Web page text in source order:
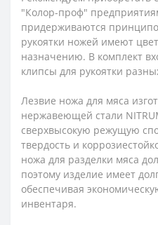
"Колор-проф" п
придерживаются
рукоятки ножей имеют
назначению. В комплект
клипсы для рукоятки
Лезвие ножа для мяса
нержавеющей стали
сверхвысокую режущую
твердость и
ножа для разделки мяса
поэтому изделие имеет
обеспечивая
инвентаря.